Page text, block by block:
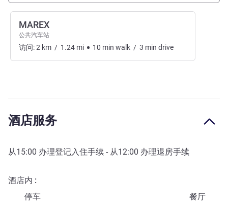
MAREX
公共汽车站
访问:2 km / 1.24 mi 10 min walk / 3 min drive
酒店服务
从15:00 办理登记入住手续 - 从12:00 办理退房手续
酒店内
停车
餐厅